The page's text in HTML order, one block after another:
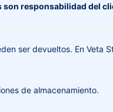
responsabilidad del
ser devueltos. En Veta
de almacenamiento.